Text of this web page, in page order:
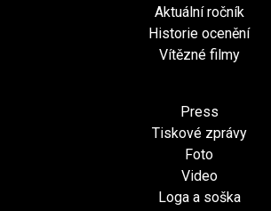
Aktuální ročník
Historie ocenění
Vítězné filmy
Press
Tiskové zprávy
Foto
Video
Loga a soška